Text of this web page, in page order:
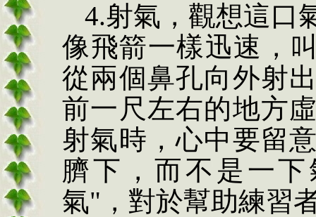
4.射氣，觀想這口
像飛箭一樣迅速，
從兩個鼻孔向外射
前一尺左右的地方
射氣時，心中要留
臍下，而不是一
氣" ，對於幫助練習